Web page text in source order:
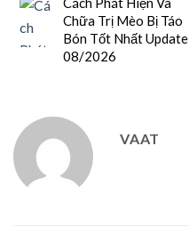
Chữa Trị Mèo Bị Táo
Bón Tốt Nhất Update
08/2026
VAAT